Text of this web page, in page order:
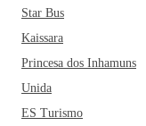
Star Bus
Kaissara
Princesa dos Inhamuns
Unida
ES Turismo